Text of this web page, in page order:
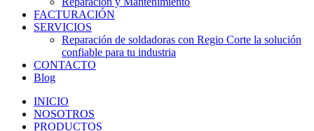
FACTURACIÓN
SERVICIOS
Reparación de soldadoras con Regio Corte la solución
confiable para tu industria
CONTACTO
Blog
INICIO
NOSOTROS
PRODUCTOS